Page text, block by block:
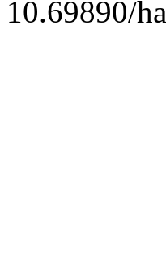
10.69890/